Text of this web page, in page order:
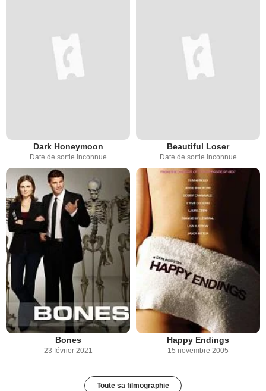
Dark Honeymoon
Date de sortie inconnue
Beautiful Loser
Date de sortie inconnue
Bones
23 février 2021
Happy Endings
15 novembre 2005
Toute sa filmographie